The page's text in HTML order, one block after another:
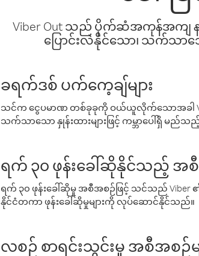
Viber Out သည် ပိုက်ဆံအကုန်အကျ န
ပြောင်းလဲနိုင်သော၊ သက်သာသ
ခရက်ဒစ် ပက်ကေ့ချ်များ
သင်က ငွေပမာဏ တစ်ခုခုကို ဝယ်ယူလိုက်သောအခါ
သက်သာသော နှုန်းထားများဖြင့် ကမ္ဘာပေါ်ရှိ မည်
ရက် ၃၀ ဖုန်းခေါ်ဆိုနိုင်သည့် အစီ
ရက် ၃၀ ဖုန်းခေါ်ဆိုမှု အစီအစဉ်ဖြင့် သင်သည်
နိုင်ငံတကာ ဖုန်းခေါ်ဆိုမှုများကို လုပ်ဆောင်နိုင်သည်။
လစဉ် စာရင်းသွင်းမှု အစီအစဉ်မ